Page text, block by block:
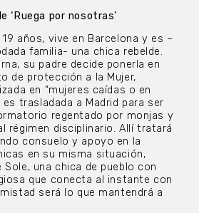
‘Ruega por nosotras’
19 años, vive en Barcelona y es –
familia- una chica rebelde.
su padre decide ponerla en
de protección a la Mujer,
en “mujeres caídas o en
es trasladada a Madrid para ser
regentado por monjas y
régimen disciplinario. Allí tratará
consuelo y apoyo en la
en su misma situación,
Sole, una chica de pueblo con
que conecta al instante con
será lo que mantendrá a